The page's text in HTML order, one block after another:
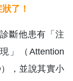
了！
斷他患有「注
」（Attention
，並說其實小